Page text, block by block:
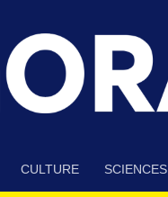
CULTURE SCIENCES